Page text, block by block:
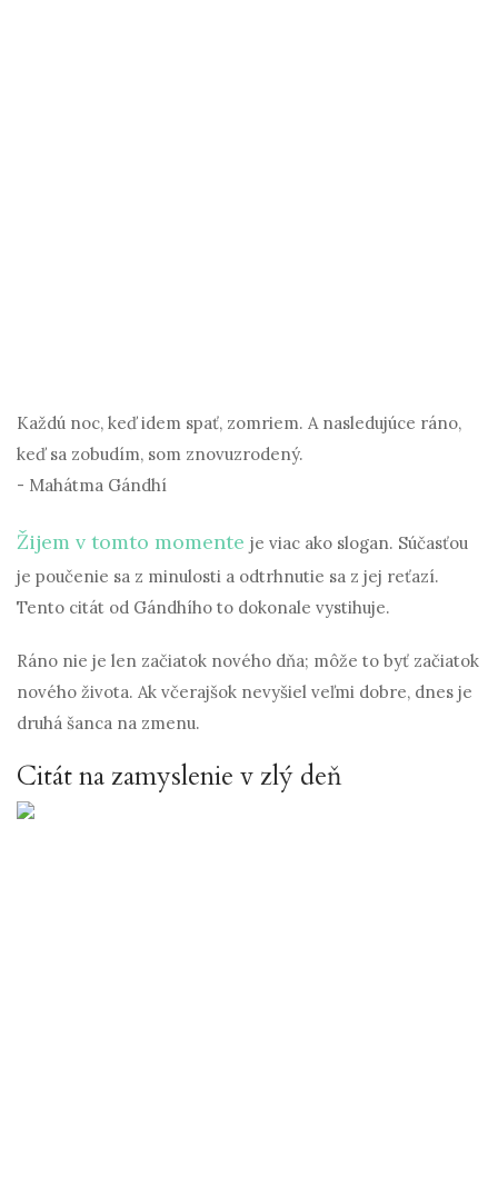
Každú noc, keď idem spať, zomriem. A nasledujúce ráno,
keď sa zobudím, som znovuzrodený.
- Mahátma Gándhí
Žijem v tomto momente je viac ako slogan. Súčasťou
je poučenie sa z minulosti a odtrhnutie sa z jej reťazí.
Tento citát od Gándhího to dokonale vystihuje.
Ráno nie je len začiatok nového dňa; môže to byť začiatok
nového života. Ak včerajšok nevyšiel veľmi dobre, dnes je
druhá šanca na zmenu.
Citát na zamyslenie v zlý deň